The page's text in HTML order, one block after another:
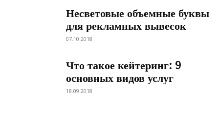
Несветовые объемные буквы
для рекламных вывесок
07.10.2018
Что такое кейтеринг: 9
основных видов услуг
18.09.2018